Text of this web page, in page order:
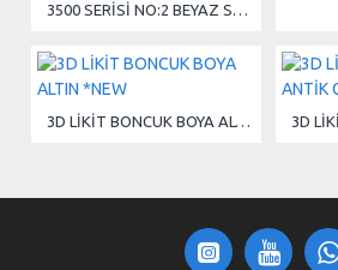
3500 SERİSİ NO:2 BEYAZ SENTETİK BORDO SAPLI ZEMİN FIRÇASI
3D LİKİT BONCUK BOYA ALTIN *NEW